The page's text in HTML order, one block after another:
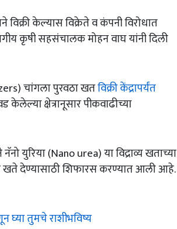
केल्यास विक्रेते व कंपनी विरोधात
कृषी सहसंचालक मोहन वाघ यांनी दिली
चांगला पुरवठा खतविक्री केंद्रापर्यंत
क्षेत्रानूसार पीकवाढीच्या
युरिया (Nano urea) या विद्राव्य खताच्या
खते देण्यासाठी शिफारस करण्यात आली आहे.
घ्या तुमचे राशीभविष्य